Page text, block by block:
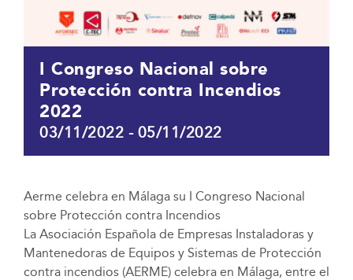
I Congreso Nacional sobre
Protección contra Incendios
2022
03/11/2022 - 05/11/2022
Aerme celebra en Málaga su I Congreso Nacional
sobre Protección contra Incendios
La Asociación Española de Empresas Instaladoras y
Mantenedoras de Equipos y Sistemas de Protección
contra incendios (AERME) celebra en Málaga, entre el